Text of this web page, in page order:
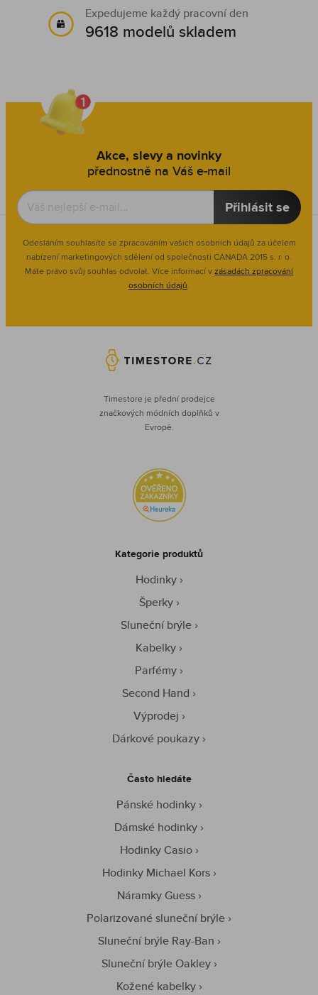
Expedujeme každý pracovní den
9618 modelů skladem
Akce, slevy a novinky
přednostně na Váš e-mail
Přihlásit se
Odesláním souhlasíte se zpracováním vašich osobních údajů za účelem
nabízení marketingových sdělení od společnosti CANADA 2015 s. r. o.
Máte právo svůj souhlas odvolat. Více informací vzásadách zpracování
osobních údajů.
Timestore je přední prodejce
značkových módních doplňků v
Evropě.
Kategorie produktů
Hodinky
Šperky
Sluneční brýle
Kabelky
Parfémy
Second Hand
Výprodej
Dárkové poukazy
Často hledáte
Pánské hodinky
Dámské hodinky
Hodinky Casio
Hodinky Michael Kors
Náramky Guess
Polarizované sluneční brýle
Sluneční brýle Ray-Ban
Sluneční brýle Oakley
Kožené kabelky